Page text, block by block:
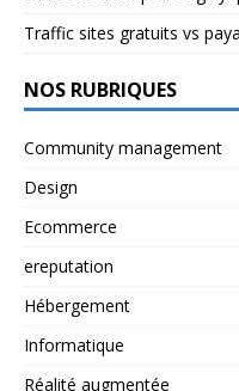
Traffic sites gratuits vs
NOS RUBRIQUES
Community management
Design
Ecommerce
ereputation
Hébergement
Informatique
Réalité augmentée